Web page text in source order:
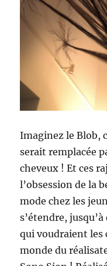
Imaginez le Blob,
serait remplacée
cheveux ! Et ces
l’obsession de la
mode chez les
s’étendre,
qui voudraient les
monde du